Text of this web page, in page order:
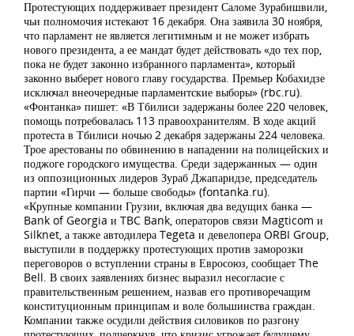
Протестующих поддерживает президент Саломе Зурабишвили,
чьи полномочия истекают 16 декабря. Она заявила 30 ноября,
что парламент не является легитимным и не может избрать
нового президента, а ее мандат будет действовать «до тех пор,
пока не будет законно избранного парламента», который
законно выберет нового главу государства. Премьер Кобахидзе
исключал внеочередные парламентские выборы» (rbc.ru).
«Фонтанка» пишет: «В Тбилиси задержаны более 220 человек,
помощь потребовалась 113 правоохранителям. В ходе акций
протеста в Тбилиси ночью 2 декабря задержаны 224 человека.
Трое арестованы по обвинению в нападении на полицейских и
поджоге городского имущества. Среди задержанных — один
из оппозиционных лидеров Зураб Джапаридзе, председатель
партии «Гирчи — больше свободы» (fontanka.ru).
«Крупные компании Грузии, включая два ведущих банка —
Bank of Georgia и TBC Bank, операторов связи Magticom и
Silknet, а также автодилера Tegeta и девелопера ORBI Group,
выступили в поддержку протестующих против заморозки
переговоров о вступлении страны в Евросоюз, сообщает The
Bell. В своих заявлениях бизнес выразил несогласие с
правительственным решением, назвав его противоречащим
конституционным принципам и воле большинства граждан.
Компании также осудили действия силовиков по разгону